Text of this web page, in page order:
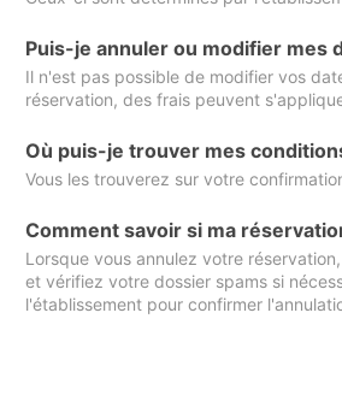
Puis-je annuler ou modifier mes
Il n'est pas possible de modifier vos
réservation, des frais peuvent
Où puis-je trouver mes
Vous les trouverez sur votre
Comment savoir si ma
Lorsque vous annulez votre
et vérifiez votre dossier spams si
l'établissement pour confirmer